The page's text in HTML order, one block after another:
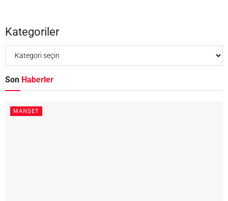
Kategoriler
Son Haberler
MANŞET